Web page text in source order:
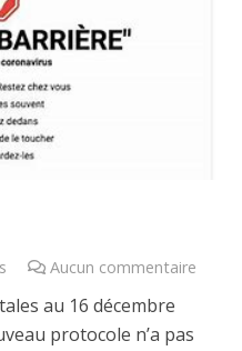
Aucun commentaire
au 16 décembre
protocole n’a pas